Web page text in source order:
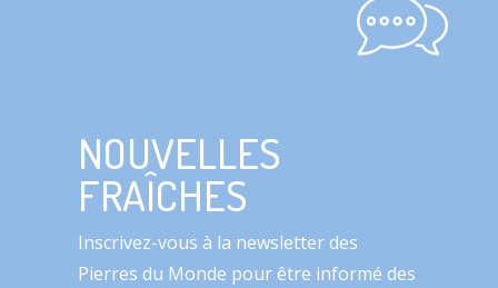
NOUVELLES
FRAÎCHES
Inscrivez-vous à la newsletter des
Pierres du Monde pour être informé des